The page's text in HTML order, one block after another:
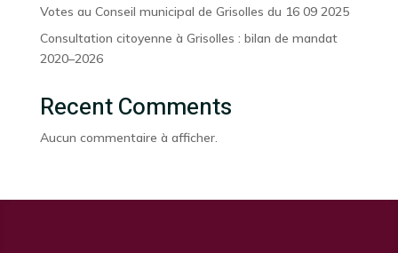
Votes au Conseil municipal de Grisolles du 16 09 2025
Consultation citoyenne à Grisolles : bilan de mandat
2020–2026
Recent Comments
Aucun commentaire à afficher.